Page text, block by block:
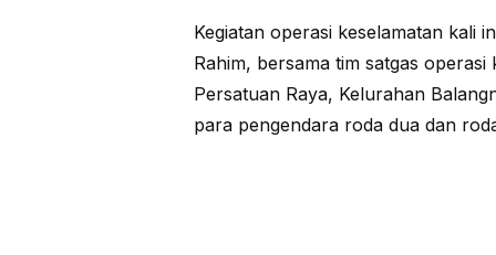
Kegiatan operasi keselamatan kali
Rahim, bersama tim satgas
Persatuan Raya, Kelurahan
para pengendara roda dua dan